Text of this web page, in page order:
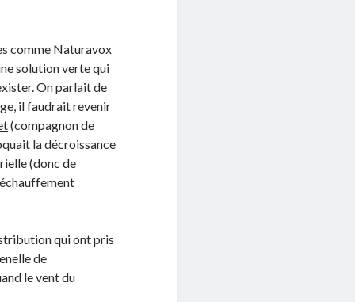
comme Naturavox
solution verte qui
On parlait de
il faudrait revenir
(compagnon de
la décroissance
(donc de
qui ont pris
de
le vent du